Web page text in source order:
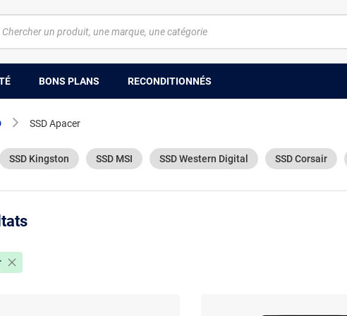
BONS PLANS RECONDITIONNÉS
SSD Apacer
SSD Kingston SSD MSI SSD Western Digital SSD Corsair